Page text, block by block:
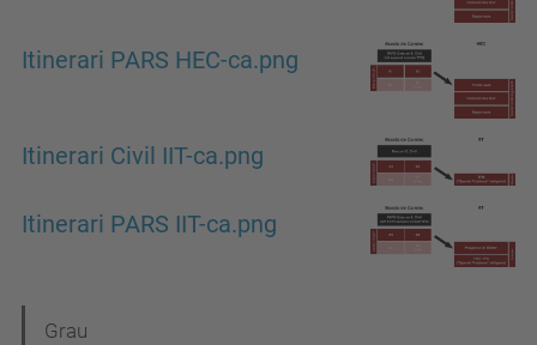
Itinerari PARS HEC-ca.png
Itinerari Civil IIT-ca.png
Itinerari PARS IIT-ca.png
Grau